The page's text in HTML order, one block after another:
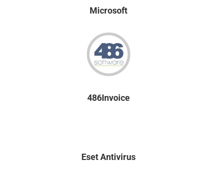
Microsoft
486Invoice
Eset Antivirus